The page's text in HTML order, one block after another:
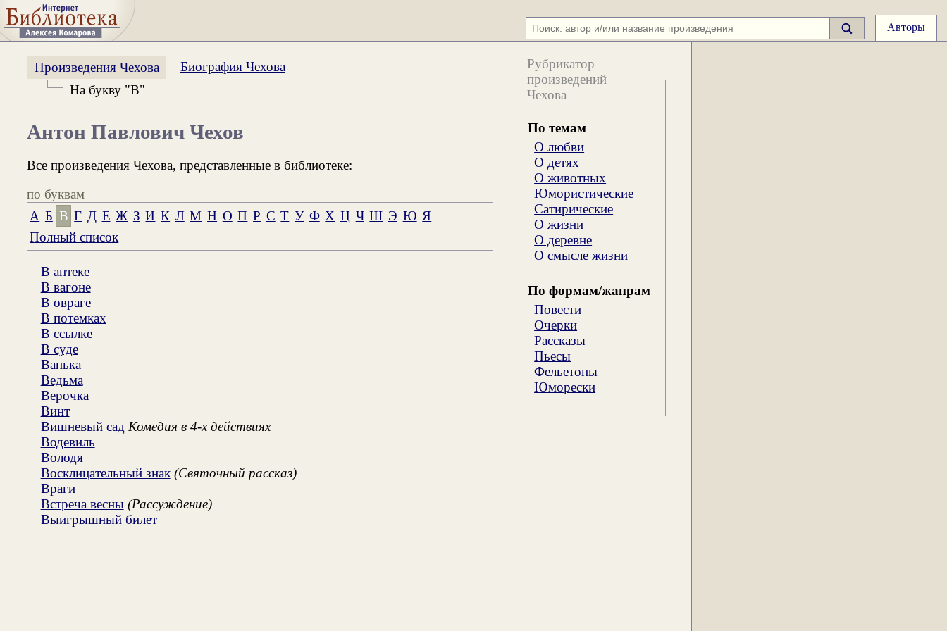
Авторы
Рубрикатор
произведений
Чехова
По темам
О любви
О детях
О животных
Юмористические
Сатирические
О жизни
О деревне
О смысле жизни
По формам/жанрам
Повести
Очерки
Рассказы
Пьесы
Фельетоны
Юморески
Произведения Чехова
Биография Чехова
На букву "В"
Антон Павлович Чехов
Все произведения Чехова, представленные в библиотеке:
по буквам
А Б В Г Д Е Ж З И К Л М Н О П Р С Т У Ф Х Ц Ч Ш Э Ю Я
Полный список
В аптеке
В вагоне
В овраге
В потемках
В ссылке
В суде
Ванька
Ведьма
Верочка
Винт
Вишневый сад Комедия в 4-х действиях
Водевиль
Володя
Восклицательный знак (Святочный рассказ)
Враги
Встреча весны (Рассуждение)
Выигрышный билет